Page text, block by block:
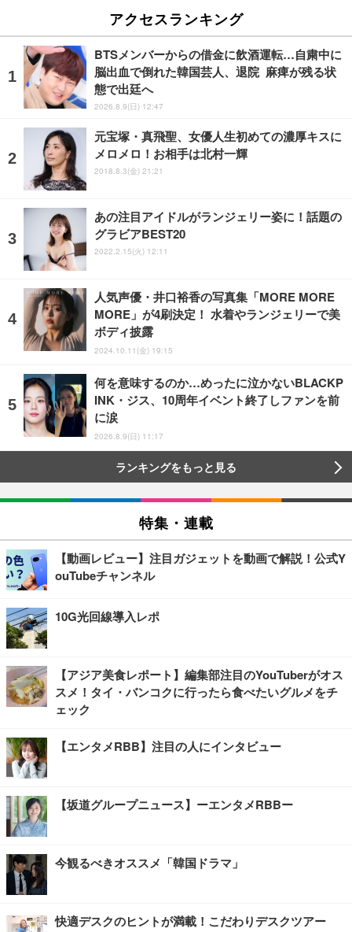
アクセスランキング
BTSメンバーからの借金に飲酒運転…自粛中に
脳出血で倒れた韓国芸人、退院 麻痺が残る状
態で出廷へ
2026.8.9(日) 12:47
元宝塚・真飛聖、女優人生初めての濃厚キスに
メロメロ！お相手は北村一輝
2018.8.3(金) 21:21
あの注目アイドルがランジェリー姿に！話題の
グラビアBEST20
2022.2.15(火) 12:11
人気声優・井口裕香の写真集「MORE MORE
MORE」が4刷決定！ 水着やランジェリーで美
ボディ披露
2024.10.11(金) 19:15
何を意味するのか…めったに泣かないBLACKP
INK・ジス、10周年イベント終了しファンを前
に涙
2026.8.9(日) 11:17
ランキングをもっと見る
特集・連載
【動画レビュー】注目ガジェットを動画で解説！公式Y
ouTubeチャンネル
10G光回線導入レポ
【アジア美食レポート】編集部注目のYouTuberがオス
スメ！タイ・バンコクに行ったら食べたいグルメをチ
ェック
【エンタメRBB】注目の人にインタビュー
【坂道グループニュース】ーエンタメRBBー
今観るべきオススメ「韓国ドラマ」
快適デスクのヒントが満載！こだわりデスクツアー